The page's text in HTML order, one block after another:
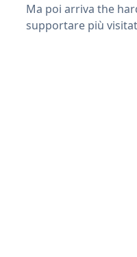
Ma poi arriva the
supportare più